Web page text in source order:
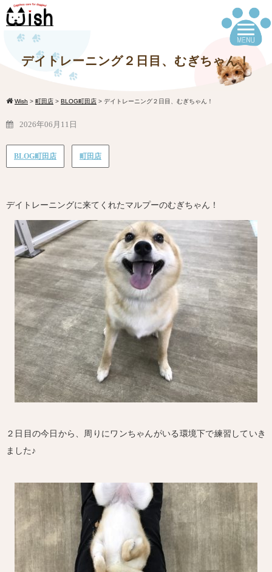
デイトレーニング２日目、むぎちゃん！
Wish > 町田店 > BLOG町田店 > デイトレーニング２日目、むぎちゃん！
2026年06月11日
BLOG町田店 町田店
デイトレーニングに来てくれたマルプーのむぎちゃん！
２日目の今日から、周りにワンちゃんがいる環境下で練習していき
ました♪